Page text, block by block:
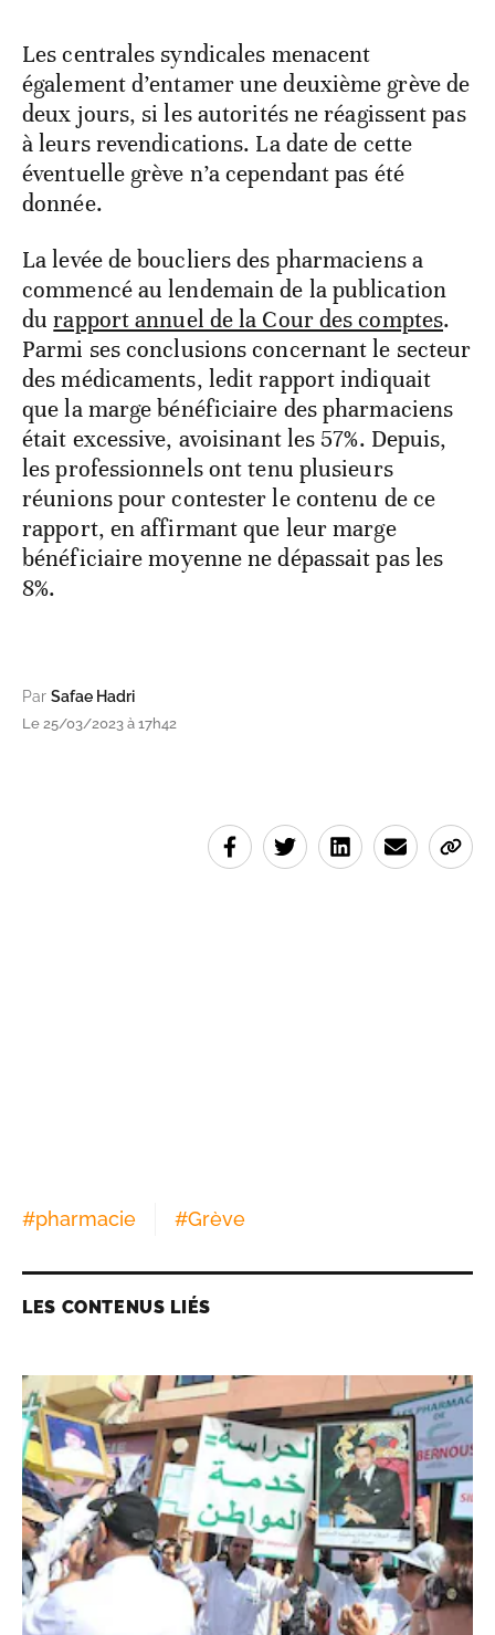
Les centrales syndicales menacent
également d’entamer une deuxième grève de
deux jours, si les autorités ne réagissent pas
à leurs revendications. La date de cette
éventuelle grève n’a cependant pas été
donnée.
La levée de boucliers des pharmaciens a
commencé au lendemain de la publication
durapport annuel de la Cour des comptes.
Parmi ses conclusions concernant le secteur
des médicaments, ledit rapport indiquait
que la marge bénéficiaire des pharmaciens
était excessive, avoisinant les 57%. Depuis,
les professionnels ont tenu plusieurs
réunions pour contester le contenu de ce
rapport, en affirmant que leur marge
bénéficiaire moyenne ne dépassait pas les
8%.
Par Safae Hadri
Le 25/03/2023 à 17h42
#pharmacie #Grève
LES CONTENUS LIÉS